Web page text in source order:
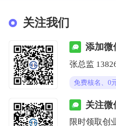
关注我们
添加微
张总监
免费核名、0
关注微
限时领取创